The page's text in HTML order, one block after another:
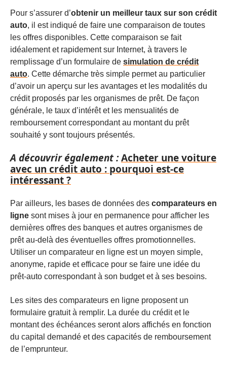
Pour s’assurer d’obtenir un meilleur taux sur son crédit
auto, il est indiqué de faire une comparaison de toutes
les offres disponibles. Cette comparaison se fait
idéalement et rapidement sur Internet, à travers le
remplissage d’un formulaire de simulation de crédit
auto. Cette démarche très simple permet au particulier
d’avoir un aperçu sur les avantages et les modalités du
crédit proposés par les organismes de prêt. De façon
générale, le taux d’intérêt et les mensualités de
remboursement correspondant au montant du prêt
souhaité y sont toujours présentés.
A découvrir également :Acheter une voiture
avec un crédit auto : pourquoi est-ce
intéressant ?
Par ailleurs, les bases de données des comparateurs en
ligne sont mises à jour en permanence pour afficher les
dernières offres des banques et autres organismes de
prêt au-delà des éventuelles offres promotionnelles.
Utiliser un comparateur en ligne est un moyen simple,
anonyme, rapide et efficace pour se faire une idée du
prêt-auto correspondant à son budget et à ses besoins.
Les sites des comparateurs en ligne proposent un
formulaire gratuit à remplir. La durée du crédit et le
montant des échéances seront alors affichés en fonction
du capital demandé et des capacités de remboursement
de l’emprunteur.